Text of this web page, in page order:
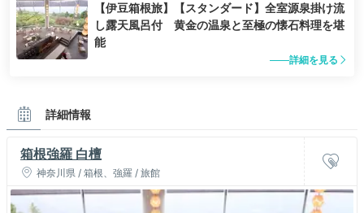
【伊豆箱根旅】【スタンダード】全室源泉掛け流
し露天風呂付 黄金の温泉と至極の懐石料理を堪
能
詳細を見る
詳細情報
箱根強羅 白檀
神奈川県 / 箱根、強羅 / 旅館